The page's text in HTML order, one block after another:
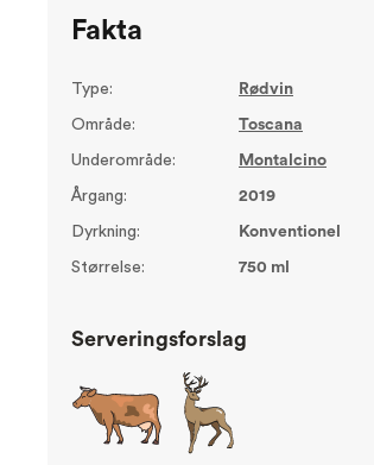
Fakta
Type: Rødvin
Område: Toscana
Underområde: Montalcino
Årgang: 2019
Dyrkning: Konventionel
Størrelse: 750 ml
Serveringsforslag